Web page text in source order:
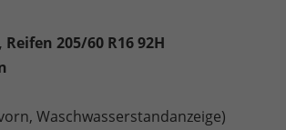
205/60 R16 92H
Waschwasserstandanzeige)